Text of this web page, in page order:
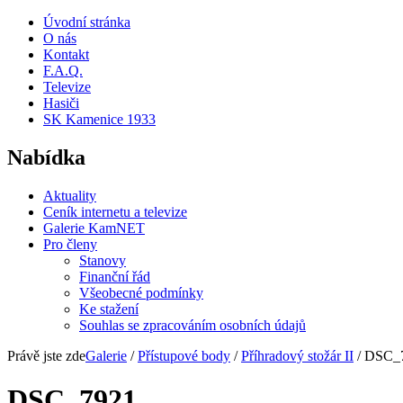
Úvodní stránka
O nás
Kontakt
F.A.Q.
Televize
Hasiči
SK Kamenice 1933
Nabídka
Aktuality
Ceník internetu a televize
Galerie KamNET
Pro členy
Stanovy
Finanční řád
Všeobecné podmínky
Ke stažení
Souhlas se zpracováním osobních údajů
Právě jste zdeGalerie /Přístupové body /Příhradový stožár II /